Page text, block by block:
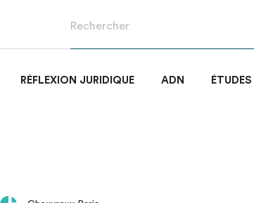
RÉFLEXION JURIDIQUE ADN ÉTUDES